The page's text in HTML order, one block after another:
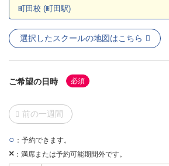
選択したスクールの地図はこちら
ご希望の日時 必須
前の一週間
○ ：予約できます。
× ：満席または予約可能期間外です。